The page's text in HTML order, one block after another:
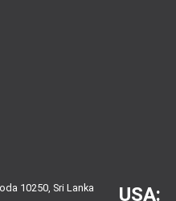
10250, Sri Lanka USA: